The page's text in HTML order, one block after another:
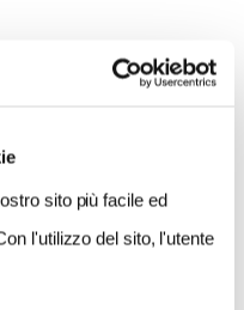
sito più facile ed
l'utilizzo del sito, l'utente
presso il Ponte
presso il Ponte
Capua. Saluti del